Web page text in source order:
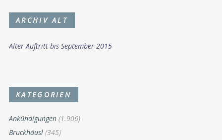
ARCHIV ALT
Alter Auftritt bis September 2015
KATEGORIEN
Ankündigungen (1.906)
Bruckhäusl (345)